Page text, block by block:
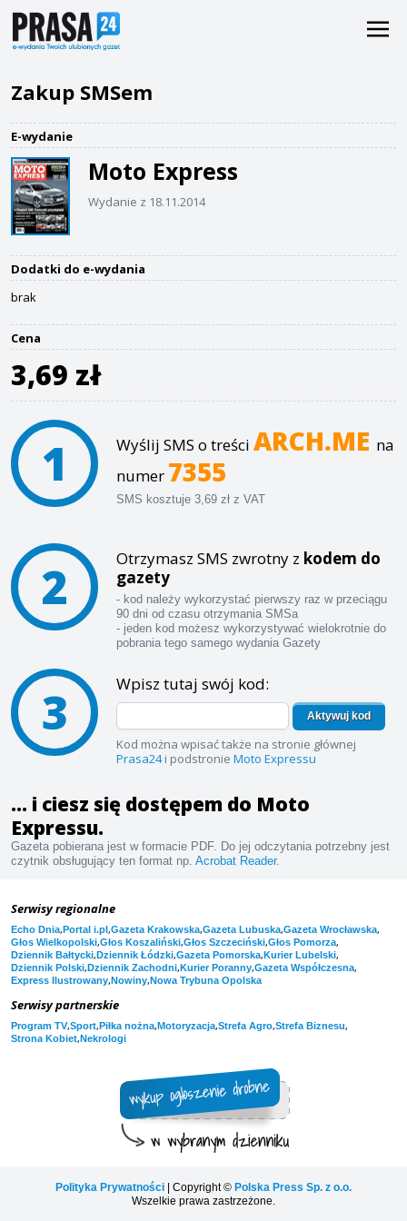
Zakup SMSem
E-wydanie
Moto Express
Wydanie z 18.11.2014
Dodatki do e-wydania
brak
Cena
3,69 zł
1 Wyślij SMS o treści ARCH.ME na
numer 7355
SMS kosztuje 3,69 zł z VAT
2 Otrzymasz SMS zwrotny z kodem do
gazety
- kod należy wykorzystać pierwszy raz w przeciągu
90 dni od czasu otrzymania SMSa
- jeden kod możesz wykorzystywać wielokrotnie do
pobrania tego samego wydania Gazety
3 Wpisz tutaj swój kod:
Aktywuj kod
Kod można wpisać także na stronie głównej
Prasa24i podstronie Moto Expressu
... i ciesz się dostępem do Moto
Expressu.
Gazeta pobierana jest w formacie PDF. Do jej odczytania potrzebny jest
czytnik obsługujący ten format np. Acrobat Reader.
Serwisy regionalne
Echo Dnia,Portal i.pl,Gazeta Krakowska,Gazeta Lubuska,Gazeta Wrocławska,
Głos Wielkopolski,Głos Koszaliński,Głos Szczeciński,Głos Pomorza,
Dziennik Bałtycki,Dziennik Łódzki,Gazeta Pomorska,Kurier Lubelski,
Dziennik Polski,Dziennik Zachodni,Kurier Poranny,Gazeta Współczesna,
Express Ilustrowany,Nowiny,Nowa Trybuna Opolska
Serwisy partnerskie
Program TV,Sport,Piłka nożna,Motoryzacja,Strefa Agro,Strefa Biznesu,
Strona Kobiet,Nekrologi
Polityka Prywatności | Copyright © Polska Press Sp. z o.o.
Wszelkie prawa zastrzeżone.